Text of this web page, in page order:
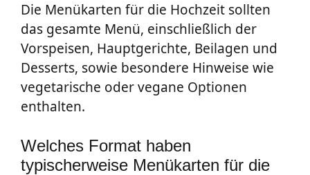
Die Menükarten für die Hochzeit sollten
das gesamte Menü, einschließlich der
Vorspeisen, Hauptgerichte, Beilagen und
Desserts, sowie besondere Hinweise wie
vegetarische oder vegane Optionen
enthalten.
Welches Format haben
typischerweise Menükarten für die